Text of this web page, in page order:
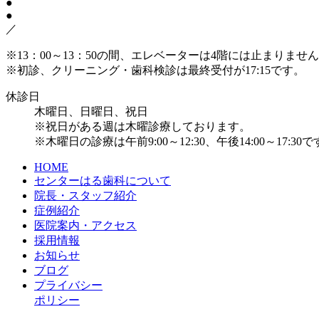
●
／
※13：00～13：50の間、エレベーターは4階には止まりませ
※初診、クリーニング・歯科検診は最終受付が17:15です。
休診日
木曜日、日曜日、祝日
※祝日がある週は木曜診療しております。
※木曜日の診療は午前9:00～12:30、午後14:00～17:30で
HOME
センターはる歯科について
院長・スタッフ紹介
症例紹介
医院案内・アクセス
採用情報
お知らせ
ブログ
プライバシー
ポリシー